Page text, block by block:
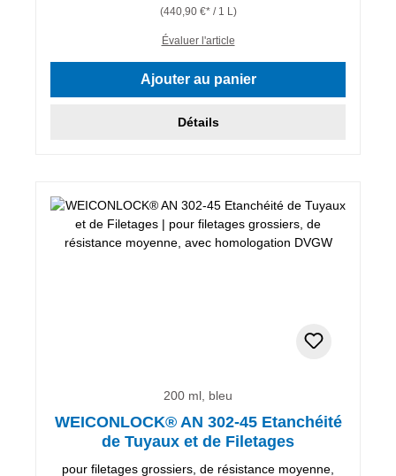
(440,90 €* / 1 L)
Évaluer l'article
Ajouter au panier
Détails
200 ml, bleu
WEICONLOCK® AN 302-45 Etanchéité
de Tuyaux et de Filetages
pour filetages grossiers, de résistance moyenne,